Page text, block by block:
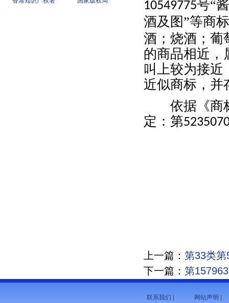
10549775号“
酒及图”等商
酒；烧酒；葡
的商品相近，
叫上较为接近
近似商标，并
依据《商标
定：第
上一篇： 第33类第
下一篇： 第
联系我们 网站声明